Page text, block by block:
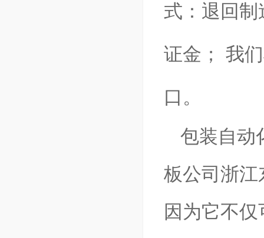
式：退回
证金； 我
口。
包装自动
板公司浙
因为它不